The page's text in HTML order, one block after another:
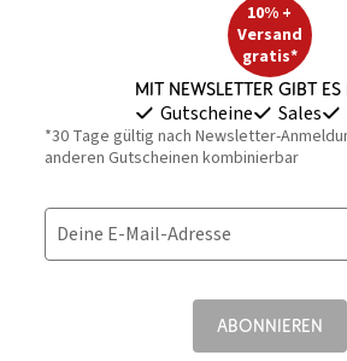
10% +
Versand
gratis*
Mit Newsletter gibt es
Gutscheine Sales
*30 Tage gültig nach Newsletter-
anderen Gutscheinen kombinierbar
Deine E-Mail-Adresse
ABONNIEREN